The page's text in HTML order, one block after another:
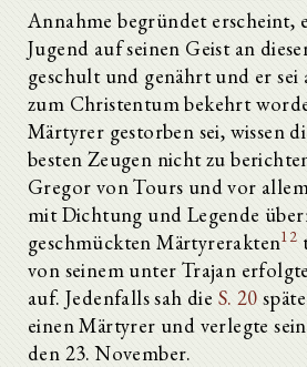
Annahme begründet erscheint,
Jugend auf seinen Geist an
geschult und genährt und er sei
zum Christentum bekehrt
Märtyrer gestorben sei, wissen
besten Zeugen nicht zu
Gregor von Tours und vor
mit Dichtung und Legende
geschmückten Märtyrerakten12
von seinem unter Trajan
auf. Jedenfalls sah die S. 20
einen Märtyrer und verlegte
den 23. November.